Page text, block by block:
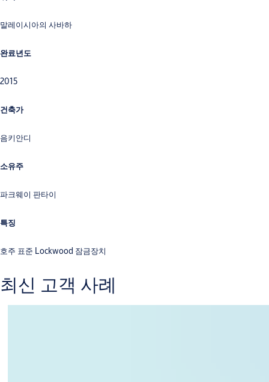
말레이시아의 사바하
완료년도
2015
건축가
음키안디
소유주
파크웨이 판타이
특징
호주 표준 Lockwood 잠금장치
최신 고객 사례